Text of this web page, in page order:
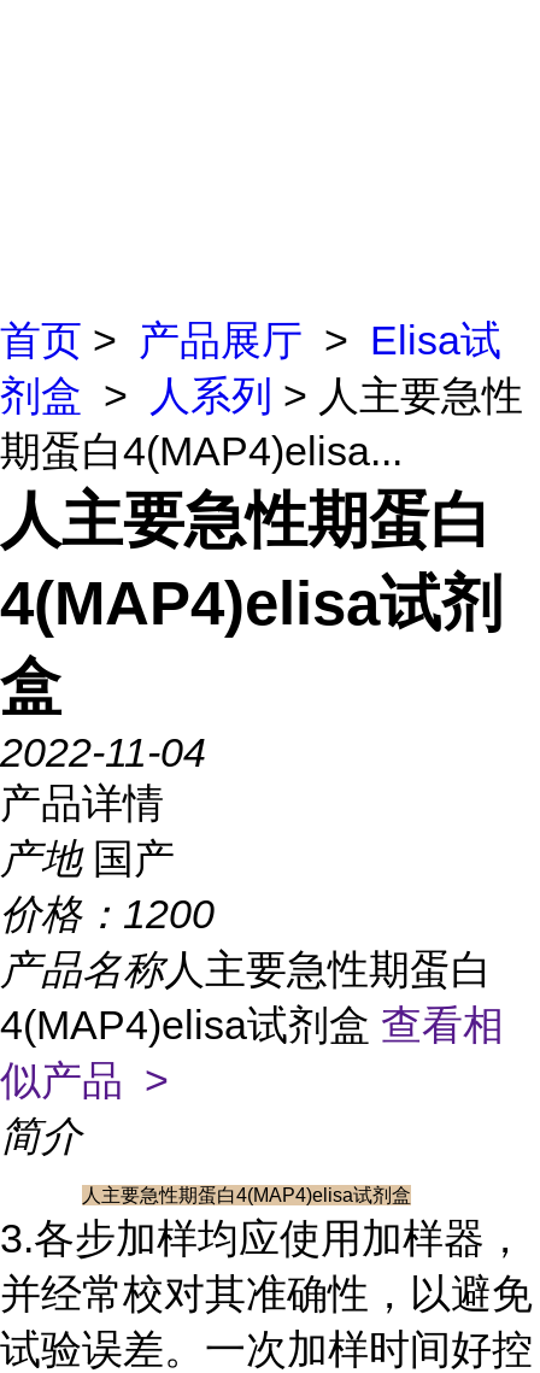
首页 > 产品展厅 > Elisa试
剂盒 > 人系列 > 人主要急性
期蛋白4(MAP4)elisa...
人主要急性期蛋白
4(MAP4)elisa试剂
盒
2022-11-04
产品详情
产地 国产
价格： 1200
产品名称人主要急性期蛋白
4(MAP4)elisa试剂盒 查看相
似产品 >
简介
人主要急性期蛋白4(MAP4)elisa试剂盒
3.各步加样均应使用加样器，
并经常校对其准确性，以避免
试验误差。一次加样时间好控